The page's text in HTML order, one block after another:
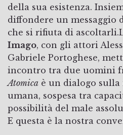
della sua esistenza.
diffondere un messaggio
che si rifiuta di
Imago, con gli attori
Gabriele Portoghese,
incontro tra due uomini
Atomica è un dialogo
umana, sospesa tra
possibilità del male
E questa è la nostra